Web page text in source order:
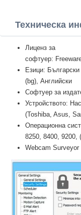
Техническа
Лиценз за
софтуер:
Езици: Български
(bg), Английски
Софтуер за
Устройството:
(Toshiba, Asus,
Операционна
8250, 8400, 9200,
Webcam Surveyor